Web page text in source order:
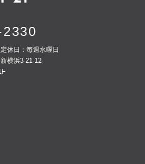
休日：毎週水曜日
横浜3-21-12